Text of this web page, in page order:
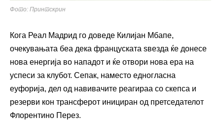
Фото: Принтскрин
Кога Реал Мадрид го доведе Килијан Мбапе,
очекувањата беа дека француската ѕвезда ќе донесе
нова енергија во нападот и ќе отвори нова ера на
успеси за клубот. Сепак, наместо едногласна
еуфорија, дел од навивачите реагираа со скепса и
резерви кон трансферот инициран од претседателот
Флорентино Перез.